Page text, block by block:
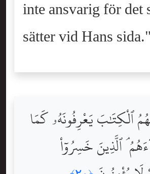
inte ansvarig för det
sätter vid Hans sida."
ٱلْكِتَٰبَ يَعْرِفُونَهُۥ كَمَا
ٱلَّذِينَ خَسِرُوٓاْ